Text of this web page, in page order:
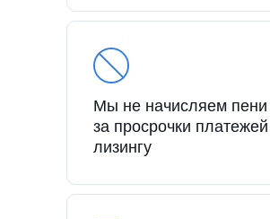
Мы не начисляем пени
за просрочки
лизингу